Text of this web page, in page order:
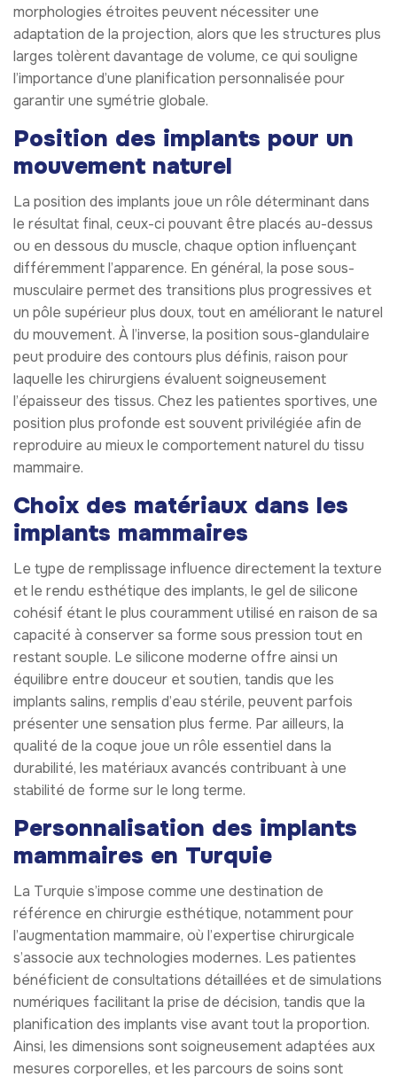
morphologies étroites peuvent nécessiter une
adaptation de la projection, alors que les structures plus
larges tolèrent davantage de volume, ce qui souligne
l’importance d’une planification personnalisée pour
garantir une symétrie globale.
Position des implants pour un
mouvement naturel
La position des implants joue un rôle déterminant dans
le résultat final, ceux-ci pouvant être placés au-dessus
ou en dessous du muscle, chaque option influençant
différemment l’apparence. En général, la pose sous-
musculaire permet des transitions plus progressives et
un pôle supérieur plus doux, tout en améliorant le naturel
du mouvement. À l’inverse, la position sous-glandulaire
peut produire des contours plus définis, raison pour
laquelle les chirurgiens évaluent soigneusement
l’épaisseur des tissus. Chez les patientes sportives, une
position plus profonde est souvent privilégiée afin de
reproduire au mieux le comportement naturel du tissu
mammaire.
Choix des matériaux dans les
implants mammaires
Le type de remplissage influence directement la texture
et le rendu esthétique des implants, le gel de silicone
cohésif étant le plus couramment utilisé en raison de sa
capacité à conserver sa forme sous pression tout en
restant souple. Le silicone moderne offre ainsi un
équilibre entre douceur et soutien, tandis que les
implants salins, remplis d’eau stérile, peuvent parfois
présenter une sensation plus ferme. Par ailleurs, la
qualité de la coque joue un rôle essentiel dans la
durabilité, les matériaux avancés contribuant à une
stabilité de forme sur le long terme.
Personnalisation des implants
mammaires en Turquie
La Turquie s’impose comme une destination de
référence en chirurgie esthétique, notamment pour
l’augmentation mammaire, où l’expertise chirurgicale
s’associe aux technologies modernes. Les patientes
bénéficient de consultations détaillées et de simulations
numériques facilitant la prise de décision, tandis que la
planification des implants vise avant tout la proportion.
Ainsi, les dimensions sont soigneusement adaptées aux
mesures corporelles, et les parcours de soins sont